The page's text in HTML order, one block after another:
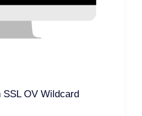
OV Wildcard